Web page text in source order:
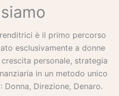
è il primo percorso
esclusivamente a donne
personale, strategia
in un metodo unico
: Donna, Direzione, Denaro.